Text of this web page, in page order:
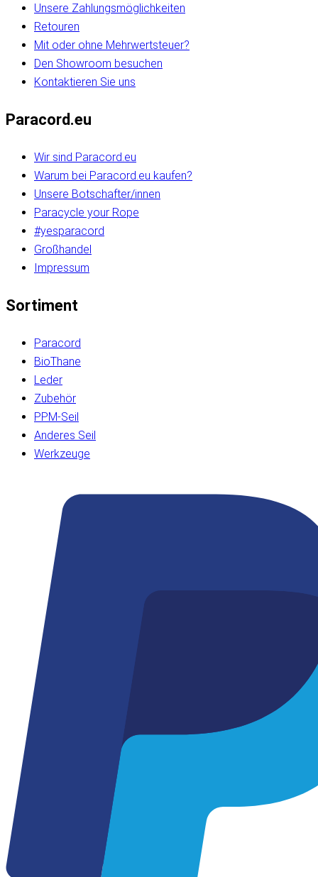
Unsere Zahlungsmöglichkeiten
Retouren
Mit oder ohne Mehrwertsteuer?
Den Showroom besuchen
Kontaktieren Sie uns
Paracord.eu
Wir sind Paracord.eu
Warum bei Paracord.eu kaufen?
Unsere Botschafter/innen
Paracycle your Rope
#yesparacord
Großhandel
Impressum
Sortiment
Paracord
BioThane
Leder
Zubehör
PPM-Seil
Anderes Seil
Werkzeuge